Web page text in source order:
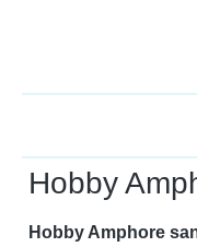
Hobby
Hobby Amphore